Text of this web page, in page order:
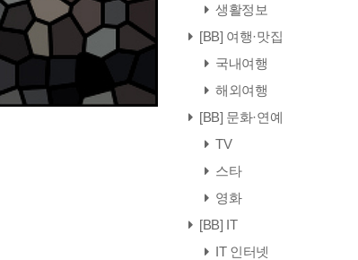
생활정보
[BB] 여행·맛집
국내여행
해외여행
[BB] 문화·연예
TV
스타
영화
[BB] IT
IT 인터넷